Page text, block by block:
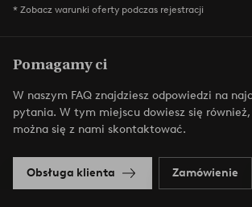
* Zobacz warunki oferty podczas rejestracji
Pomagamy ci
W naszym FAQ znajdziesz odpowiedzi na
pytania. W tym miejscu dowiesz się
można się z nami skontaktować.
Obsługa klienta Zamówienie